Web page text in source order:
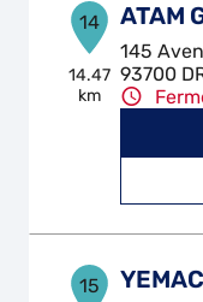
14
14.47
km
ATAM
145
93700
15